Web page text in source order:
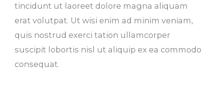
tincidunt ut laoreet dolore magna aliquam
erat volutpat. Ut wisi enim ad minim veniam,
quis nostrud exerci tation ullamcorper
suscipit lobortis nisl ut aliquip ex ea commodo
consequat.